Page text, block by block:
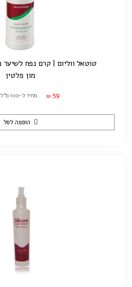
טוטאל ווליום | קרם נפח לשיער
מון פלטין
₪ 59 מחיר ל-100 מ"ל: ₪14.75
הוספה לסל